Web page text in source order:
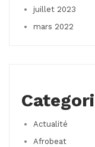
juillet 2023
mars 2022
Actualité
Afrobeat